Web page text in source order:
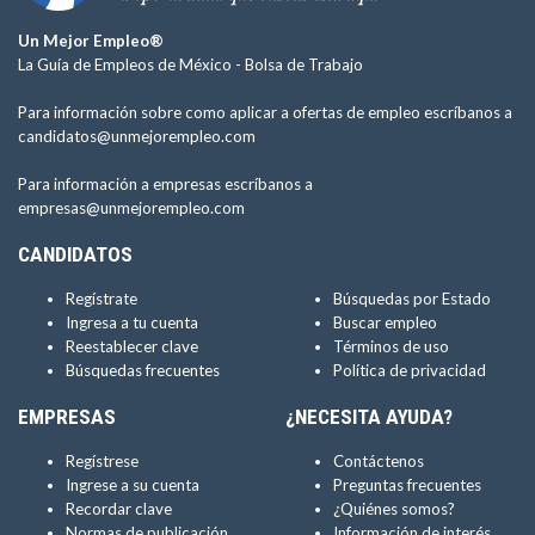
Un Mejor Empleo®
La Guía de Empleos de México - Bolsa de Trabajo
Para información sobre como aplicar a ofertas de empleo escríbanos a
candidatos@unmejorempleo.com
Para información a empresas escríbanos a
empresas@unmejorempleo.com
CANDIDATOS
Regístrate
Ingresa a tu cuenta
Reestablecer clave
Búsquedas frecuentes
Búsquedas por Estado
Buscar empleo
Términos de uso
Política de privacidad
EMPRESAS
Regístrese
Ingrese a su cuenta
Recordar clave
¿NECESITA AYUDA?
Contáctenos
Preguntas frecuentes
¿Quiénes somos?